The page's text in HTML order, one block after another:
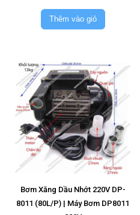
Thêm vào giỏ
Bơm Xăng Dầu Nhớt 220V DP-
8011 (80L/P) | Máy Bơm DP8011